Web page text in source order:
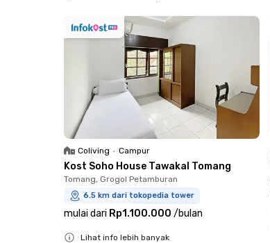
Coliving • Campur
Kost Soho House Tawakal Tomang
Tomang, Grogol Petamburan
6.5 km dari tokopedia tower
mulai dari Rp1.100.000 /bulan
Lihat info lebih banyak